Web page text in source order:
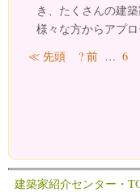
き、たくさんの建
様々な方からアプ
ページ
≪ 先頭 ? 前 … 6
建築家紹介センター・